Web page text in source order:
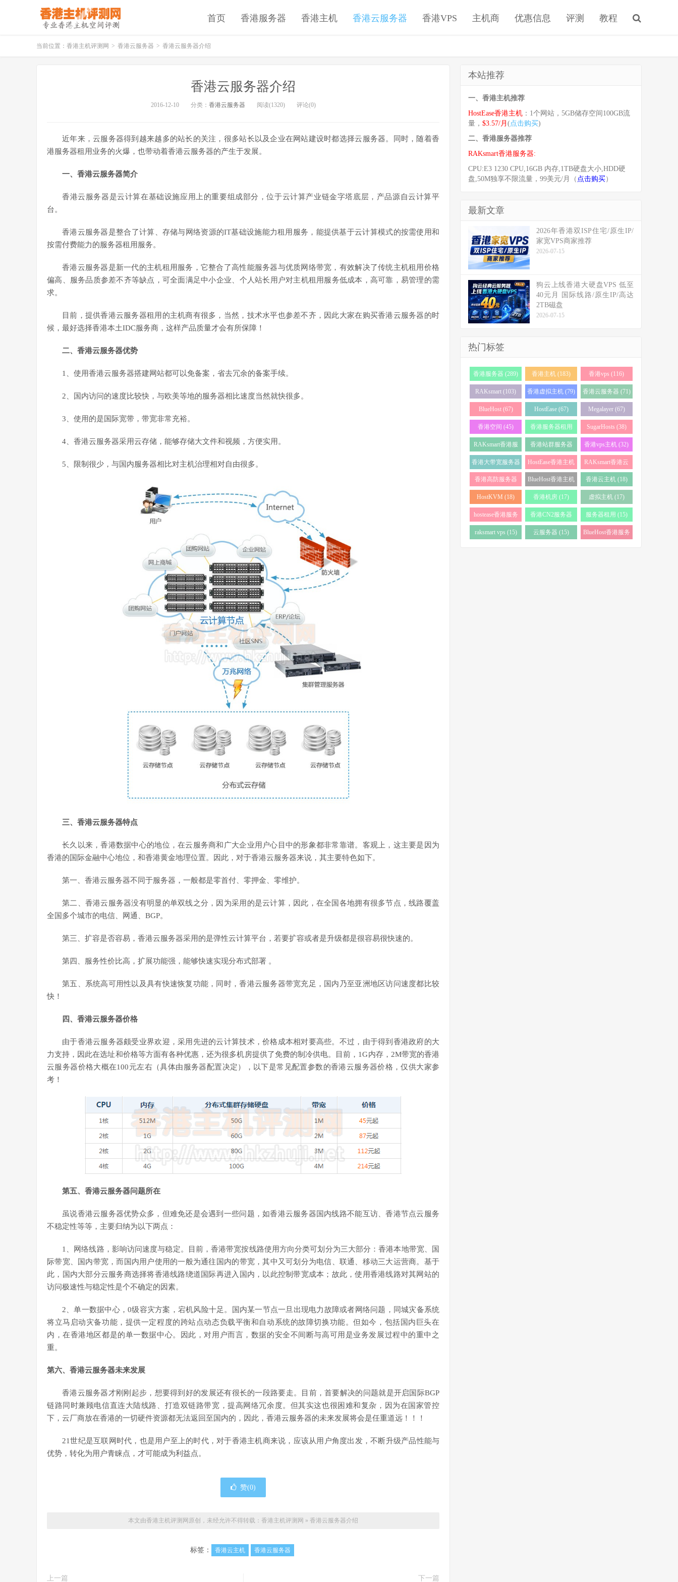
首页 香港服务器 香港主机 香港云服务器 香港VPS 主机商 优惠信息 评测 教程
当前位置： 香港主机评测网 > 香港云服务器 > 香港云服务器介绍
香港云服务器介绍
2016-12-10 分类： 香港云服务器 阅读(1320) 评论(0)
近年来，云服务器得到越来越多的站长的关注，很多站长以及企业在网站建设时都选择云服务器。同时，随着香
港服务器租用业务的火爆，也带动着香港云服务器的产生于发展。
一、香港云服务器简介
香港云服务器是云计算在基础设施应用上的重要组成部分，位于云计算产业链金字塔底层，产品源自云计算平
台。
香港云服务器是整合了计算、存储与网络资源的IT基础设施能力租用服务，能提供基于云计算模式的按需使用和
按需付费能力的服务器租用服务。
香港云服务器是新一代的主机租用服务，它整合了高性能服务器与优质网络带宽，有效解决了传统主机租用价格
偏高、服务品质参差不齐等缺点，可全面满足中小企业、个人站长用户对主机租用服务低成本，高可靠，易管理的需
求。
目前，提供香港云服务器租用的主机商有很多，当然，技术水平也参差不齐，因此大家在购买香港云服务器的时
候，最好选择香港本土IDC服务商，这样产品质量才会有所保障！
二、香港云服务器优势
1、使用香港云服务器搭建网站都可以免备案，省去冗余的备案手续。
2、国内访问的速度比较快，与欧美等地的服务器相比速度当然就快很多。
3、使用的是国际宽带，带宽非常充裕。
4、香港云服务器采用云存储，能够存储大文件和视频，方便实用。
5、限制很少，与国内服务器相比对主机治理相对自由很多。
三、香港云服务器特点
长久以来，香港数据中心的地位，在云服务商和广大企业用户心目中的形象都非常靠谱。客观上，这主要是因为
香港的国际金融中心地位，和香港黄金地理位置。因此，对于香港云服务器来说，其主要特色如下。
第一、香港云服务器不同于服务器，一般都是零首付、零押金、零维护。
第二、香港云服务器没有明显的单双线之分，因为采用的是云计算，因此，在全国各地拥有很多节点，线路覆盖
全国多个城市的电信、网通、BGP。
第三、扩容是否容易，香港云服务器采用的是弹性云计算平台，若要扩容或者是升级都是很容易很快速的。
第四、服务性价比高，扩展功能强，能够快速实现分布式部署 。
第五、系统高可用性以及具有快速恢复功能，同时，香港云服务器带宽充足，国内乃至亚洲地区访问速度都比较
快！
四、香港云服务器价格
由于香港云服务器颇受业界欢迎，采用先进的云计算技术，价格成本相对要高些。不过，由于得到香港政府的大
力支持，因此在选址和价格等方面有各种优惠，还为很多机房提供了免费的制冷供电。目前，1G内存，2M带宽的香港
云服务器价格大概在100元左右（具体由服务器配置决定），以下是常见配置参数的香港云服务器价格，仅供大家参
考！
第五、香港云服务器问题所在
虽说香港云服务器优势众多，但难免还是会遇到一些问题，如香港云服务器国内线路不能互访、香港节点云服务
不稳定性等等，主要归纳为以下两点：
1、网络线路，影响访问速度与稳定。目前，香港带宽按线路使用方向分类可划分为三大部分：香港本地带宽、国
际带宽、国内带宽，而国内用户使用的一般为通往国内的带宽，其中又可划分为电信、联通、移动三大运营商。基于
此，国内大部分云服务商选择将香港线路绕道国际再进入国内，以此控制带宽成本；故此，使用香港线路对其网站的
访问极速性与稳定性是个不确定的因素。
2、单一数据中心，0级容灾方案，宕机风险十足。国内某一节点一旦出现电力故障或者网络问题，同城灾备系统
将立马启动灾备功能，提供一定程度的跨站点动态负载平衡和自动系统的故障切换功能。但如今，包括国内巨头在
内，在香港地区都是的单一数据中心。因此，对用户而言，数据的安全不间断与高可用是业务发展过程中的重中之
重。
第六、香港云服务器未来发展
香港云服务器才刚刚起步，想要得到好的发展还有很长的一段路要走。目前，首要解决的问题就是开启国际BGP
链路同时兼顾电信直连大陆线路、打造双链路带宽，提高网络冗余度。但其实这也很困难和复杂，因为在国家管控
下，云厂商放在香港的一切硬件资源都无法返回至国内的，因此，香港云服务器的未来发展将会是任重道远！！！
21世纪是互联网时代，也是用户至上的时代，对于香港主机商来说，应该从用户角度出发，不断升级产品性能与
优势，转化为用户青睐点，才可能成为利益点。
赞(0)
本文由香港主机评测网原创，未经允许不得转载： 香港主机评测网 » 香港云服务器介绍
标签： 香港云主机 香港云服务器
上一篇 下一篇
本站推荐
一、香港主机推荐
HostEase香港主机 ：1个网站，5GB储存空间100GB流
量， $3.57/月 ( 点击购买)
二、香港服务器推荐
RAKsmart香港服务器:
CPU:E3 1230 CPU,16GB 内存,1TB硬盘大小,HDD硬
盘,50M独享不限流量，99美元/月（ 点击购买）
最新文章
2026年香港双ISP住宅/原生IP/
家宽VPS商家推荐
2026-07-15
狗云上线香港大硬盘VPS 低至
40元月 国际线路/原生IP/高达
2TB磁盘
2026-07-15
热门标签
香港服务器 (289) 香港主机 (183) 香港vps (116)
RAKsmart (103) 香港虚拟主机 (79) 香港云服务器 (71)
BlueHost (67) HostEase (67) Megalayer (67)
香港空间 (45)
香港服务器租用
(43)
SugarHosts (38)
RAKsmart香港服
务器 (38)
香港站群服务器
(34)
香港vps主机 (32)
香港大带宽服务器
(32)
HostEase香港主机
(28)
RAKsmart香港云
服务器 (23)
香港高防服务器
(22)
BlueHost香港主机
(21)
香港云主机 (18)
HostKVM (18) 香港机房 (17) 虚拟主机 (17)
hostease香港服务
器 (17)
香港CN2服务器
(17)
服务器租用 (15)
raksmart vps (15) 云服务器 (15)
BlueHost香港服务